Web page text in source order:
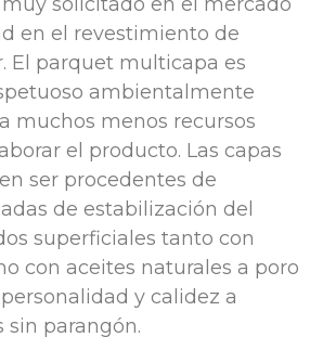
en el revestimiento de
El parquet multicapa es
ambientalmente
muchos menos recursos
el producto. Las capas
ser procedentes de
de estabilización del
superficiales tanto con
con aceites naturales a poro
y calidez a
sin parangón.